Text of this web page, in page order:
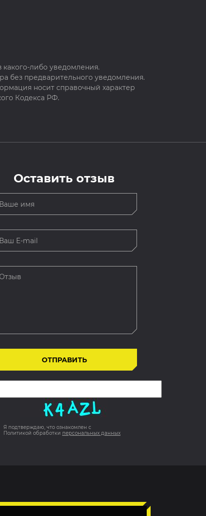
либо уведомления.
без предварительного уведомления.
носит справочный характер
Кодекса РФ.
Оставить отзыв
Я подтверждаю, что ознакомлен с
Политикой обработки персональных данных